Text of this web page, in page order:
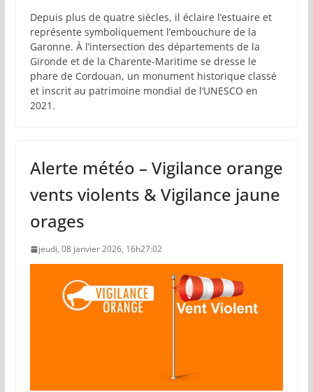
Depuis plus de quatre siècles, il éclaire l’estuaire et
représente symboliquement l’embouchure de la
Garonne. À l’intersection des départements de la
Gironde et de la Charente-Maritime se dresse le
phare de Cordouan, un monument historique classé
et inscrit au patrimoine mondial de l’UNESCO en
2021.
Alerte météo – Vigilance orange
vents violents & Vigilance jaune
orages
jeudi, 08 janvier 2026, 16h27:02